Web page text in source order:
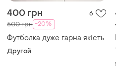
400 грн 6
500 грн -20%
Футболка дуже гарна якість
Другой